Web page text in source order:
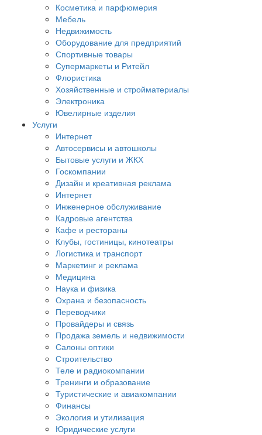
Косметика и парфюмерия
Мебель
Недвижимость
Оборудование для предприятий
Спортивные товары
Супермаркеты и Ритейл
Флористика
Хозяйственные и стройматериалы
Электроника
Ювелирные изделия
Услуги
Интернет
Автосервисы и автошколы
Бытовые услуги и ЖКХ
Госкомпании
Дизайн и креативная реклама
Интернет
Инженерное обслуживание
Кадровые агентства
Кафе и рестораны
Клубы, гостиницы, кинотеатры
Логистика и транспорт
Маркетинг и реклама
Медицина
Наука и физика
Охрана и безопасность
Переводчики
Провайдеры и связь
Продажа земель и недвижимости
Салоны оптики
Строительство
Теле и радиокомпании
Тренинги и образование
Туристические и авиакомпании
Финансы
Экология и утилизация
Юридические услуги